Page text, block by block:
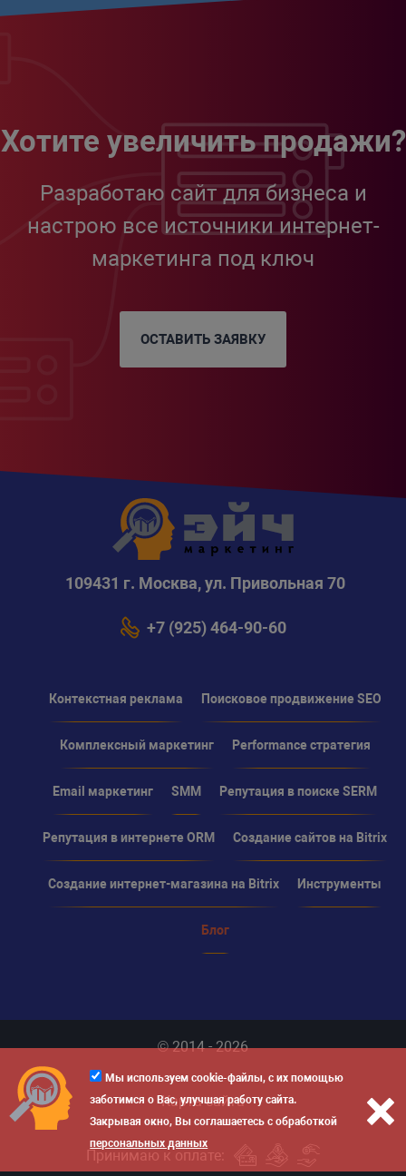
Мы используем cookie-файлы, с их помощью
заботимся о Вас, улучшая работу сайта.
Закрывая окно, Вы соглашаетесь с обработкой
персональных данных
Хотите увеличить продажи?
Разработаю сайт для бизнеса и
настрою все источники интернет-
маркетинга под ключ
ОСТАВИТЬ ЗАЯВКУ
109431 г. Москва, ул. Привольная 70
+7 (925) 464-90-60
Контекстная реклама Поисковое продвижение SEO
Комплексный маркетинг Performance стратегия
Email маркетинг SMM Репутация в поиске SERM
Репутация в интернете ORM Создание сайтов на Bitrix
Создание интернет-магазина на Bitrix Инструменты
Блог
© 2014 - 2026
Карта сайта
Принимаю к оплате: